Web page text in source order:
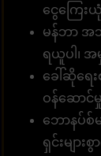
ငွေကြေး
မန်ဘာ အ
ရယူပါ၊
ခေါ်ဆိုရေ
ဝန်ဆောင်
ဘောနပ်စ်မ
ရှင်းများ